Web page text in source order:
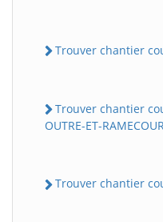
Trouver chantier
Trouver chantier
OUTRE-ET-
Trouver chantier